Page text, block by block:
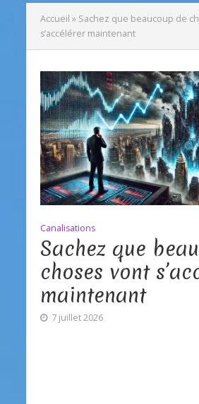
Accueil » Sachez que beaucoup de
s’accélérer maintenant
Canalisations
Sachez que
choses vont
maintenant
7 juillet 2026